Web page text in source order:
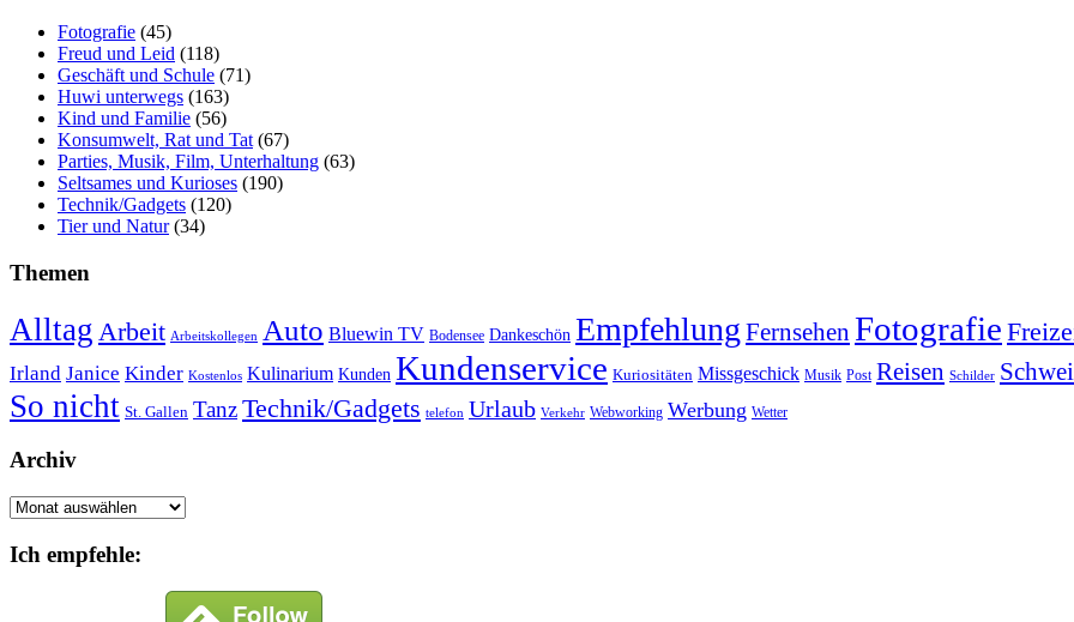
Fotografie (45)
Freud und Leid (118)
Geschäft und Schule (71)
Huwi unterwegs (163)
Kind und Familie (56)
Konsumwelt, Rat und Tat (67)
Parties, Musik, Film, Unterhaltung (63)
Seltsames und Kurioses (190)
Technik/Gadgets (120)
Tier und Natur(34)
Themen
Alltag Arbeit Arbeitskollegen Auto Bluewin TV Bodensee Dankeschön Empfehlung Fernsehen Fotografie
Irland Janice Kinder Kostenlos Kulinarium Kunden Kundenservice Kuriositäten Missgeschick Musik Post Reisen Schilder
So nicht St. Gallen TanzTechnik/Gadgets telefon Urlaub Verkehr Webworking Werbung Wetter
Archiv
Archiv
Ich empfehle: